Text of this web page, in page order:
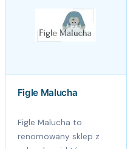
Figle Malucha
Figle Malucha to
renomowany sklep z